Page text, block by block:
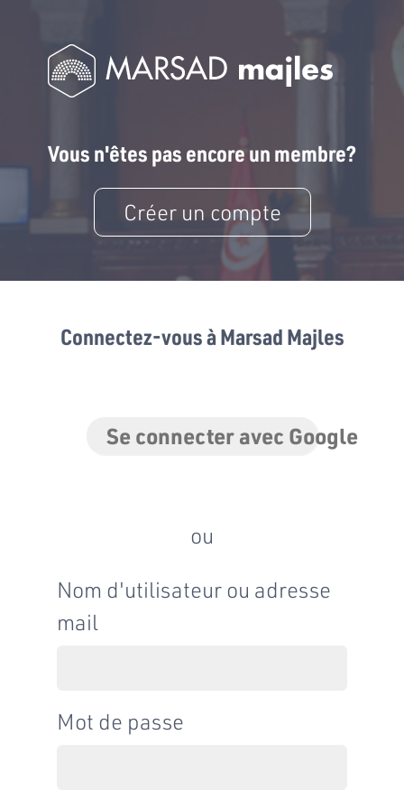
Vous n'êtes pas encore un membre?
Créer un compte
Connectez-vous à Marsad Majles
Se connecter avec Google
ou
Nom d'utilisateur ou adresse
mail
Mot de passe